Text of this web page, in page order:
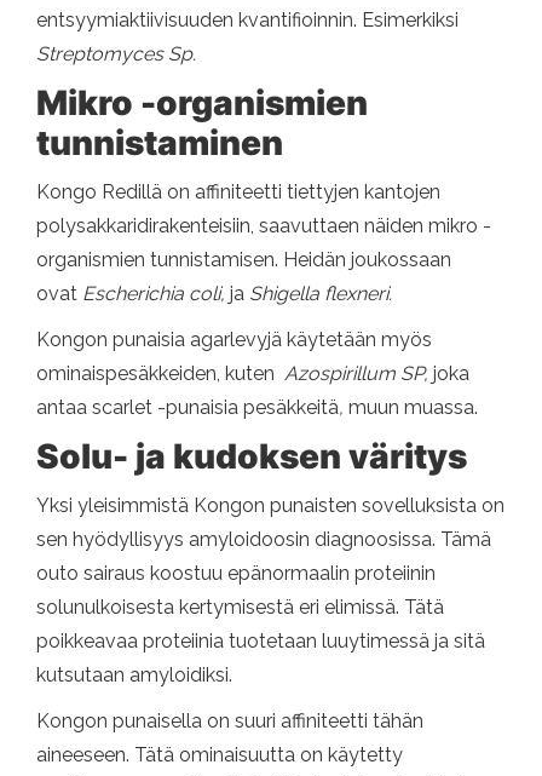
entsyymiaktiivisuuden kvantifioinnin. Esimerkiksi
Streptomyces Sp.
Mikro -organismien
tunnistaminen
Kongo Redillä on affiniteetti tiettyjen kantojen
polysakkaridirakenteisiin, saavuttaen näiden mikro -
organismien tunnistamisen. Heidän joukossaan
ovat Escherichia coli, ja Shigella flexneri.
Kongon punaisia ​​agarlevyjä käytetään myös
ominaispesäkkeiden, kuten Azospirillum SP, joka
antaa scarlet -punaisia ​​pesäkkeitä, muun muassa.
Solu- ja kudoksen väritys
Yksi yleisimmistä Kongon punaisten sovelluksista on
sen hyödyllisyys amyloidoosin diagnoosissa. Tämä
outo sairaus koostuu epänormaalin proteiinin
solunulkoisesta kertymisestä eri elimissä. Tätä
poikkeavaa proteiinia tuotetaan luuytimessä ja sitä
kutsutaan amyloidiksi.
Kongon punaisella on suuri affiniteetti tähän
aineeseen. Tätä ominaisuutta on käytetty